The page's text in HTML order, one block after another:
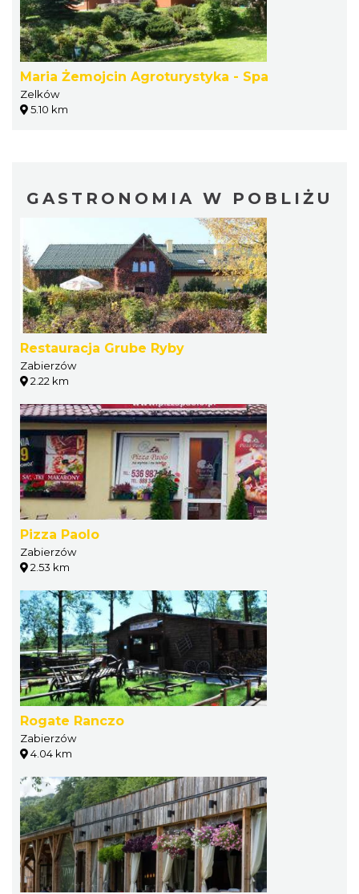
Maria Żemojcin Agroturystyka - Spa
Zelków
5.10 km
GASTRONOMIA W POBLIŻU
Restauracja Grube Ryby
Zabierzów
2.22 km
Pizza Paolo
Zabierzów
2.53 km
Rogate Ranczo
Zabierzów
4.04 km